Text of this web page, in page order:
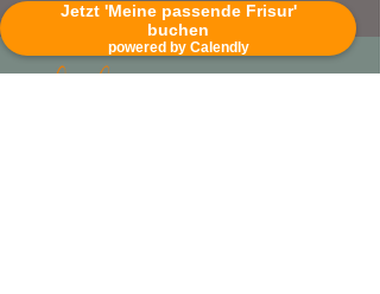
Jetzt 'Meine passende Frisur'
buchen
powered by Calendly